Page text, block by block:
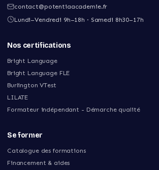
contact@potentiaacademie.fr
Lundi–Vendredi 9h–18h · Samedi 8h30–17h
Nos certifications
Bright Language
Bright Language FLE
Burlington VTest
LILATE
Formateur indépendant - Démarche qualité
Se former
Catalogue des formations
Financement & aides